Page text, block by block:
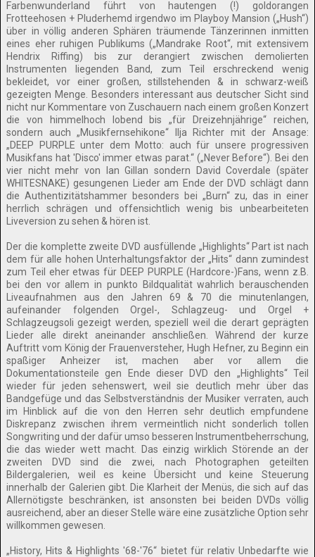
Farbenwunderland führt von hautengen (!) goldorangen
Frotteehosen + Pluderhemd irgendwo im Playboy Mansion („Hush“)
über in völlig anderen Sphären träumende Tänzerinnen inmitten
eines eher ruhigen Publikums („Mandrake Root“, mit extensivem
Hendrix Riffing) bis zur derangiert zwischen demolierten
Instrumenten liegenden Band, zum Teil erschreckend wenig
bekleidet, vor einer großen, stillstehenden & in schwarz-weiß
gezeigten Menge. Besonders interessant aus deutscher Sicht sind
nicht nur Kommentare von Zuschauern nach einem großen Konzert
die von himmelhoch lobend bis „für Dreizehnjährige“ reichen,
sondern auch „Musikfernsehikone“ Ilja Richter mit der Ansage:
„DEEP PURPLE unter dem Motto: auch für unsere progressiven
Musikfans hat 'Disco' immer etwas parat.“ („Never Before“). Bei den
vier nicht mehr von Ian Gillan sondern David Coverdale (später
WHITESNAKE) gesungenen Lieder am Ende der DVD schlägt dann
die Authentizitätshammer besonders bei „Burn“ zu, das in einer
herrlich schrägen und offensichtlich wenig bis unbearbeiteten
Liveversion zu sehen & hören ist.
Der die komplette zweite DVD ausfüllende „Highlights“ Part ist nach
dem für alle hohen Unterhaltungsfaktor der „Hits“ dann zumindest
zum Teil eher etwas für DEEP PURPLE (Hardcore-)Fans, wenn z.B.
bei den vor allem in punkto Bildqualität wahrlich berauschenden
Liveaufnahmen aus den Jahren 69 & 70 die minutenlangen,
aufeinander folgenden Orgel-, Schlagzeug- und Orgel +
Schlagzeugsoli gezeigt werden, speziell weil die derart geprägten
Lieder alle direkt aneinander anschließen. Während der kurze
Auftritt vom König der Frauenversteher, Hugh Hefner, zu Beginn ein
spaßiger Anheizer ist, machen aber vor allem die
Dokumentationsteile gen Ende dieser DVD den „Highlights“ Teil
wieder für jeden sehenswert, weil sie deutlich mehr über das
Bandgefüge und das Selbstverständnis der Musiker verraten, auch
im Hinblick auf die von den Herren sehr deutlich empfundene
Diskrepanz zwischen ihrem vermeintlich nicht sonderlich tollen
Songwriting und der dafür umso besseren Instrumentbeherrschung,
die das wieder wett macht. Das einzig wirklich Störende an der
zweiten DVD sind die zwei, nach Photographen geteilten
Bildergalerien, weil es keine Übersicht und keine Steuerung
innerhalb der Galerien gibt. Die Klarheit der Menüs, die sich auf das
Allernötigste beschränken, ist ansonsten bei beiden DVDs völlig
ausreichend, aber an dieser Stelle wäre eine zusätzliche Option sehr
willkommen gewesen.
„History, Hits & Highlights '68-'76“ bietet für relativ Unbedarfte wie